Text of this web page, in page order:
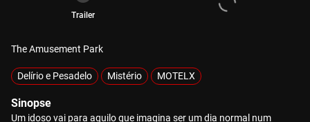
Trailer
The Amusement Park
Delírio e Pesadelo Mistério MOTELX
Sinopse
Um idoso vai para aquilo que imagina ser um dia normal num